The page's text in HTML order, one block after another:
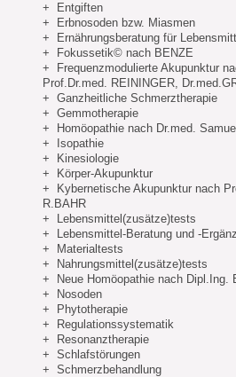
+ Entgiften
+ Erbnosoden bzw. Miasmen
+ Ernährungsberatung für
+ Fokussetik© nach BENZE
+ Frequenzmodulierte Akupunktur
Prof.Dr.med. REININGER,
+ Ganzheitliche Schmerztherapie
+ Gemmotherapie
+ Homöopathie nach Dr.med.
+ Isopathie
+ Kinesiologie
+ Körper-Akupunktur
+ Kybernetische Akupunktur nach
R.BAHR
+ Lebensmittel(zusätze)tests
+ Lebensmittel-Beratung und -
+ Materialtests
+ Nahrungsmittel(zusätze)tests
+ Neue Homöopathie nach Dipl.Ing.
+ Nosoden
+ Phytotherapie
+ Regulationssystematik
+ Resonanztherapie
+ Schlafstörungen
+ Schmerzbehandlung